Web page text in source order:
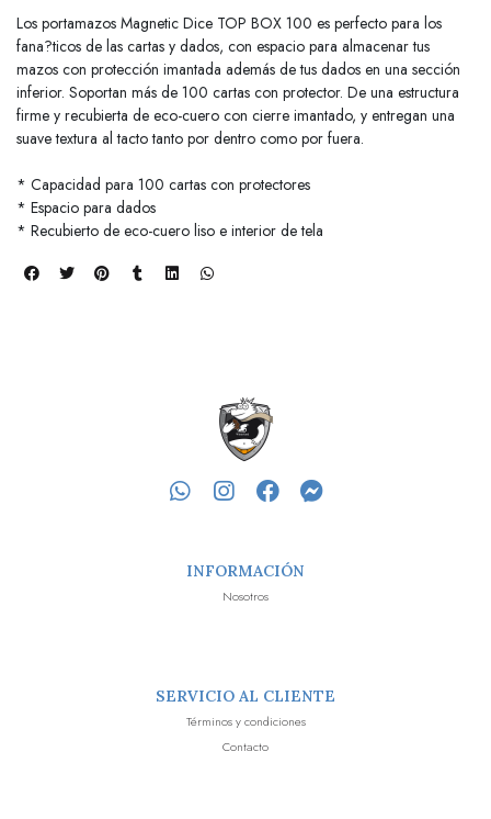
Los portamazos Magnetic Dice TOP BOX 100 es perfecto para los
fana?ticos de las cartas y dados, con espacio para almacenar tus
mazos con protección imantada además de tus dados en una sección
inferior. Soportan más de 100 cartas con protector. De una estructura
firme y recubierta de eco-cuero con cierre imantado, y entregan una
suave textura al tacto tanto por dentro como por fuera.
* Capacidad para 100 cartas con protectores
* Espacio para dados
* Recubierto de eco-cuero liso e interior de tela
INFORMACIÓN
Nosotros
SERVICIO AL CLIENTE
Términos y condiciones
Contacto